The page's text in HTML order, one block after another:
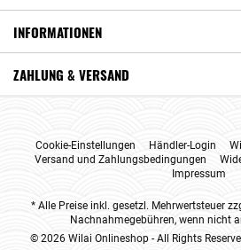
INFORMATIONEN
ZAHLUNG & VERSAND
Cookie-Einstellungen Händler-Login
Versand und Zahlungsbedingungen
Impressum
* Alle Preise inkl. gesetzl. Mehrwertsteuer
Nachnahmegebühren, wenn nicht
© 2026 Wilai Onlineshop - All Rights